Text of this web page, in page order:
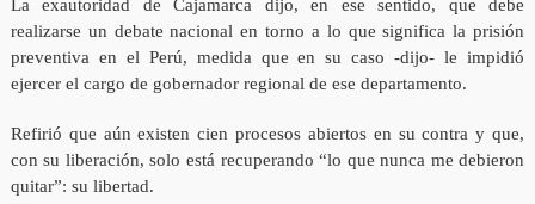
La exautoridad de Cajamarca dijo, en ese sentido, que debe
realizarse un debate nacional en torno a lo que significa la prisión
preventiva en el Perú, medida que en su caso -dijo- le impidió
ejercer el cargo de gobernador regional de ese departamento.
Refirió que aún existen cien procesos abiertos en su contra y que,
con su liberación, solo está recuperando “lo que nunca me debieron
quitar”: su libertad.